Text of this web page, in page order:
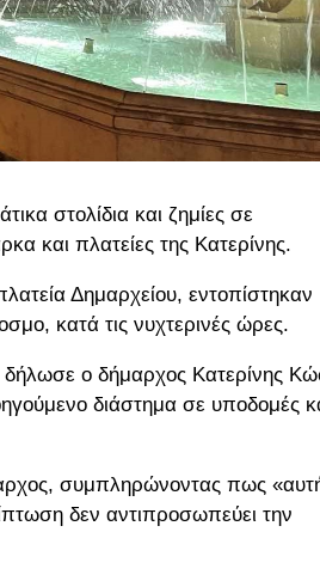
στολίδια και ζημίες σε
και πλατείες της Κατερίνης.
Δημαρχείου, εντοπίστηκαν
κατά τις νυχτερινές ώρες.
δήλωσε ο δήμαρχος Κατερίνης
διάστημα σε υποδομές
συμπληρώνοντας πως
δεν αντιπροσωπεύει την